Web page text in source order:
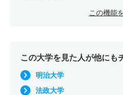
この機能
この大学を見た人が他にも
明治大学
法政大学